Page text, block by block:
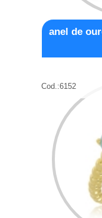
anel de
Cod.:6152